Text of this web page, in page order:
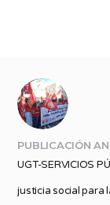
PUBLICACIÓN
UGT-SERVICIOS
justicia social para